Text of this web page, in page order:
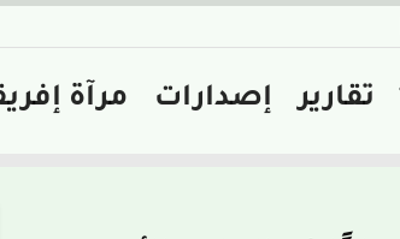
تقارير إصدارات مرآة